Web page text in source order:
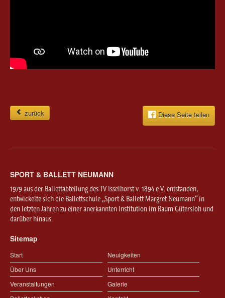
zurück Diese Seite teilen
SPORT & BALLETT NEUMANN
1979 aus der Ballettabteilung des TV Isselhorst v. 1894 e.V. entstanden,
entwickelte sich die Ballettschule „Sport & Ballett Margret Neumann“ in
den letzten Jahren zu einer anerkannten Institution im Raum Gütersloh und
darüber hinaus.
Sitemap
Start
Neuigkeiten
Über Uns
Unterricht
Veranstaltungen
Galerie